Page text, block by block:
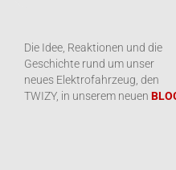
Die Idee, Reaktionen und die
Geschichte rund um unser
neues Elektrofahrzeug, den
TWIZY, in unserem neuen